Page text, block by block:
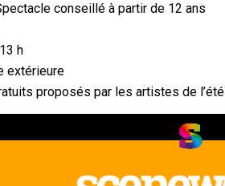
conseillé à partir de 12 ans
h
extérieure
proposés par les artistes de l’été